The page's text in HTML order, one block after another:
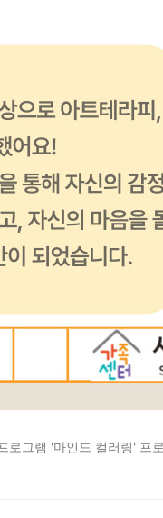
그램 '마인드 컬러링' 프